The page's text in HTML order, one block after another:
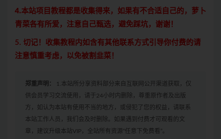
4.本站项目教程都是收集得来，如果有不合适自己的，萝卜
青菜各有所爱，注意自己甄选，避免踩坑，谢谢！
5. 切记！收集教程内如含有其他联系方式引导你付费的请
注意慎重考虑，以免被割韭菜！
郑重声明：
1.本站所分享资料部分来自互联网公开渠道获取，仅
供会员学习交流使用，请于24小时内删除，尊重原作者及出版
方，如认为本站有使用不当的地方，或侵犯了您的权益，请联系
本站工作人员，我们会及时删除。如果遇到付费才可观看的文
章，建议升级本站VIP，全站所有资源“任意下免费看”。